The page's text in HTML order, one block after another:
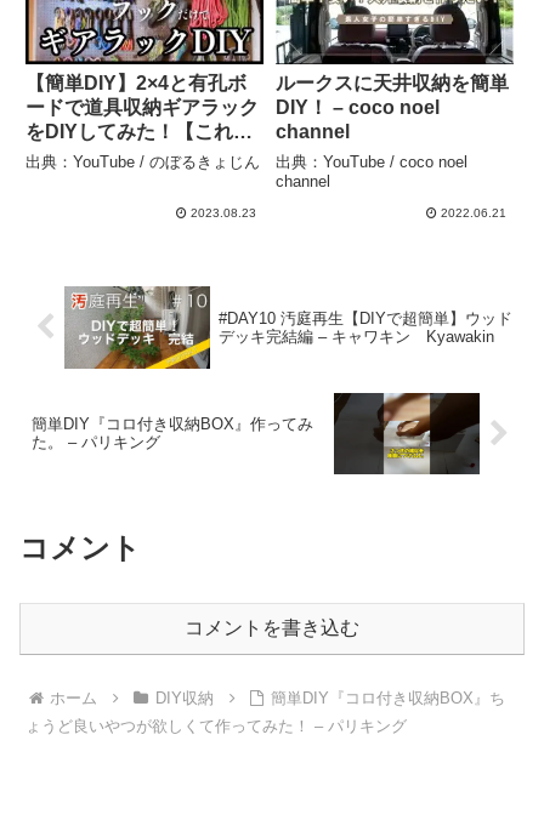
【簡単DIY】2×4と有孔ボ
ードで道具収納ギアラック
をDIYしてみた！【これで
片づけ上手】 – のぼるきょ
出典：YouTube / のぼるきょじん
2023.08.23
ルークスに天井収納を簡単
DIY！ – coco noel
channel
出典：YouTube / coco noel
channel
2022.06.21
#DAY10 汚庭再生【DIYで超簡単】ウッド
デッキ完結編 – キャワキン Kyawakin
簡単DIY『コロ付き収納BOX』作ってみ
た。 – パリキング
コメント
コメントを書き込む
ホーム DIY収納
簡単DIY『コロ付き収納BOX』ち
ょうど良いやつが欲しくて作ってみた！ – パリキング